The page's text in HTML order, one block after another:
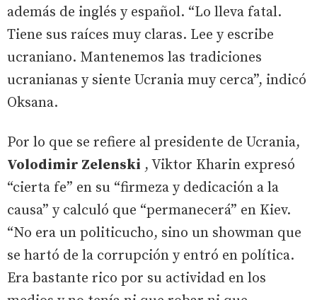
además de inglés y español. “Lo lleva fatal.
Tiene sus raíces muy claras. Lee y escribe
ucraniano. Mantenemos las tradiciones
ucranianas y siente Ucrania muy cerca”, indicó
Oksana.
Por lo que se refiere al presidente de Ucrania,
Volodimir Zelenski , Viktor Kharin expresó
“cierta fe” en su “firmeza y dedicación a la
causa” y calculó que “permanecerá” en Kiev.
“No era un politicucho, sino un showman que
se hartó de la corrupción y entró en política.
Era bastante rico por su actividad en los